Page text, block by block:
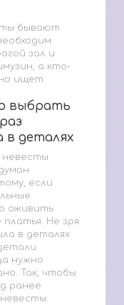
бывают
зал и
а кто-
ищет
выбрать
в деталях
выбрать
в деталях
невесты
если
оживить
Не зря
в деталях.
нужно
Так, чтобы
ранее